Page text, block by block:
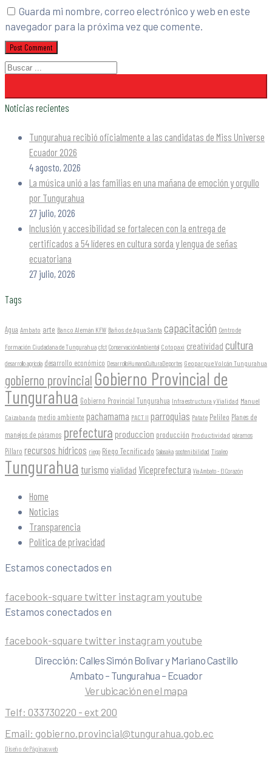
Guarda mi nombre, correo electrónico y web en este
navegador para la próxima vez que comente.
Noticias recientes
Tungurahua recibió oficialmente a las candidatas de Miss Universe
Ecuador 2026
4 agosto, 2026
La música unió a las familias en una mañana de emoción y orgullo
por Tungurahua
27 julio, 2026
Inclusión y accesibilidad se fortalecen con la entrega de
certificados a 54 líderes en cultura sorda y lengua de señas
ecuatoriana
27 julio, 2026
Tags
Agua Ambato arte Banco Alemán KFW Baños de Agua Santa capacitación Centro de
Formación Ciudadana de Tungurahua cfct ConservaciónAmbiental Cotopaxi creatividad cultura
desarrollo agrícola desarrollo económico DesarrolloHumanoCulturaDeportes Geoparque Volcán Tungurahua
gobierno provincial Gobierno Provincial de
Tungurahua Gobierno Provincial Tungurahua Infraestructura y Vialidad Manuel
Caizabanda medio ambiente pachamama PACT II parroquias Patate Pelileo Planes de
manejos de páramos prefectura produccion producción Productividad páramos
Píllaro recursos hídricos riego Riego Tecnificado Salasaka sostenibilidad Tisaleo
Tungurahua turismo vialidad Viceprefectura Vía Ambato - El Corazón
Home
Noticias
Transparencia
Política de privacidad
Estamos conectados en
facebook-square twitter instagram youtube
Estamos conectados en
facebook-square twitter instagram youtube
Dirección: Calles Simón Bolivar y Mariano Castillo
Ambato – Tungurahua – Ecuador
Ver ubicación en el mapa
Telf: 033730220 - ext 200
Email: gobierno.provincial@tungurahua.gob.ec
Diseño de Páginas web